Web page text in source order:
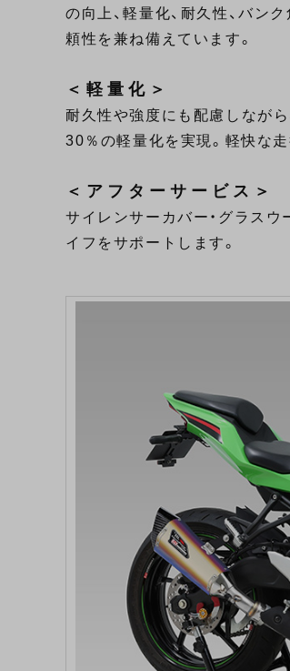
の向上、軽量化、耐久性、バン
頼性を兼ね備えています。
＜軽量化＞
耐久性や強度にも配慮しなが
30％の軽量化を実現。軽快な
＜アフターサービス＞
サイレンサーカバー・グラスウ
イフをサポートします。